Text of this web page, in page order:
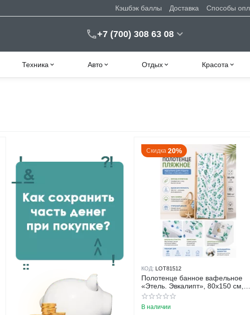
Кэшбэк баллы Доставка Способы
+7 (700) 308 63 08
Техника Авто Отдых Красота
Скидка 20%
КОД: LOT81512
Полотенце банное вафельное
«Этель. Эвкалипт», 80x150 см,
100% хлопок, 160 г/мx
В наличии